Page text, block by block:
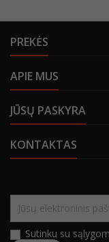
PREKĖS
APIE MUS
JŪSŲ PASKYRA
KONTAKTAS
Sutinku su